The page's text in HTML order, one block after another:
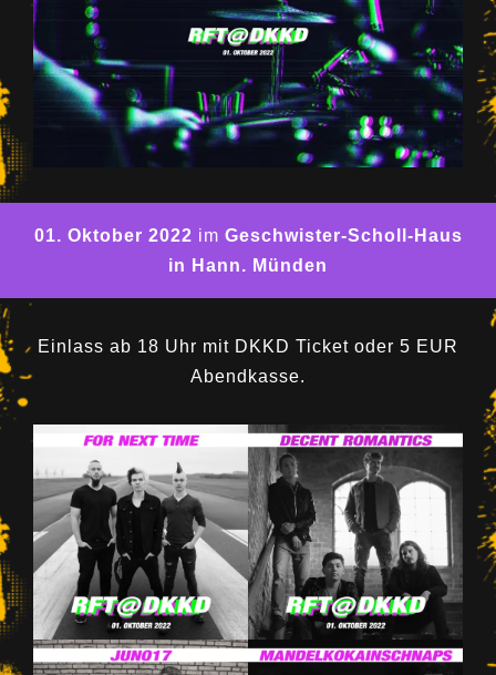
01. Oktober 2022 im Geschwister-Scholl-Haus
in Hann. Münden
Einlass ab 18 Uhr mit DKKD Ticket oder 5 EUR
Abendkasse.